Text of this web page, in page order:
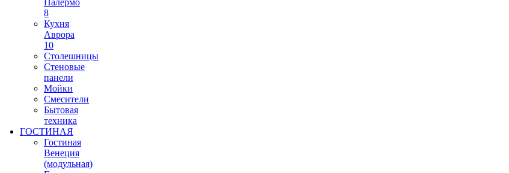
Палермо
8
Кухня
Аврора
10
Столешницы
Стеновые
панели
Мойки
Смесители
Бытовая
техника
ГОСТИНАЯ
Гостиная
Венеция
(модульная)